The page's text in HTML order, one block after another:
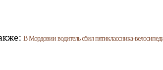
В Мордовии водитель сбил пятиклассника-